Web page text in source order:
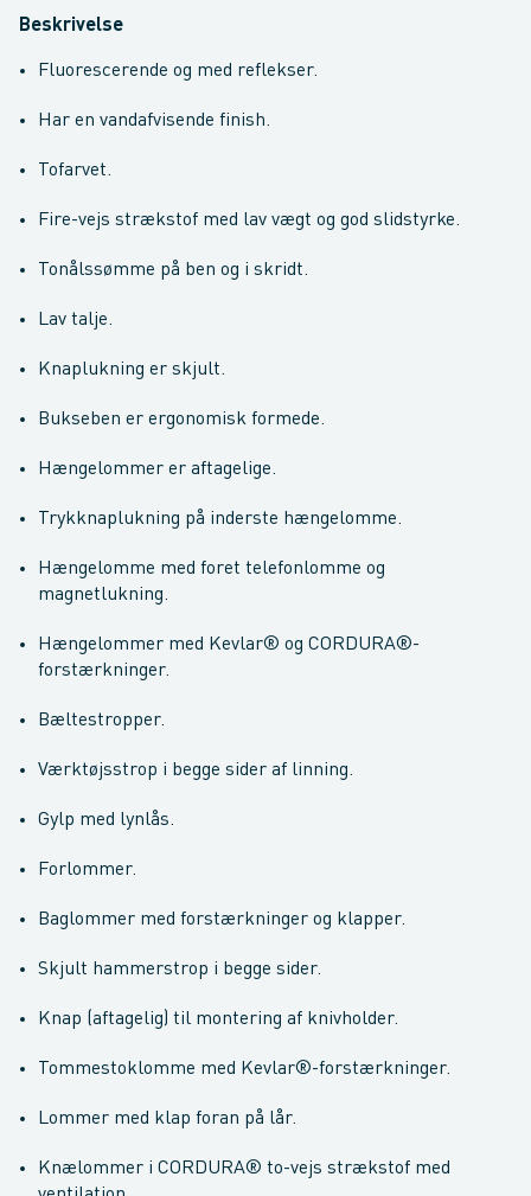
Beskrivelse
Fluorescerende og med reflekser.
Har en vandafvisende finish.
Tofarvet.
Fire-vejs strækstof med lav vægt og god slidstyrke.
Tonålssømme på ben og i skridt.
Lav talje.
Knaplukning er skjult.
Bukseben er ergonomisk formede.
Hængelommer er aftagelige.
Trykknaplukning på inderste hængelomme.
Hængelomme med foret telefonlomme og
magnetlukning.
Hængelommer med Kevlar® og CORDURA®-
forstærkninger.
Bæltestropper.
Værktøjsstrop i begge sider af linning.
Gylp med lynlås.
Forlommer.
Baglommer med forstærkninger og klapper.
Skjult hammerstrop i begge sider.
Knap (aftagelig) til montering af knivholder.
Tommestoklomme med Kevlar®-forstærkninger.
Lommer med klap foran på lår.
Knælommer i CORDURA® to-vejs strækstof med